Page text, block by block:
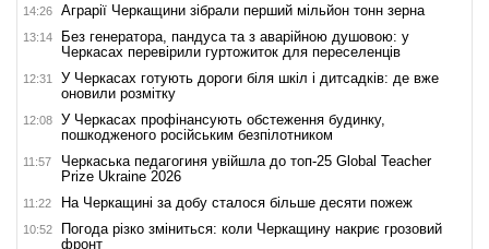
14:26 Аграрії Черкащини зібрали перший мільйон тонн зерна
13:14
Без генератора, пандуса та з аварійною душовою: у
Черкасах перевірили гуртожиток для переселенців
12:31
У Черкасах готують дороги біля шкіл і дитсадків: де вже
оновили розмітку
12:08
У Черкасах профінансують обстеження будинку,
пошкодженого російським безпілотником
11:57
Черкаська педагогиня увійшла до топ-25 Global Teacher
Prize Ukraine 2026
11:22 На Черкащині за добу сталося більше десяти пожеж
10:52
Погода різко зміниться: коли Черкащину накриє грозовий
фронт